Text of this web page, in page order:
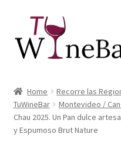
a
la
al
contenido
Tienda de Vinos y
Servicios
Home
Recorre las
TuWineBar
Montevideo /
Chau 2025. Un Pan dulce
y Espumoso Brut Nature